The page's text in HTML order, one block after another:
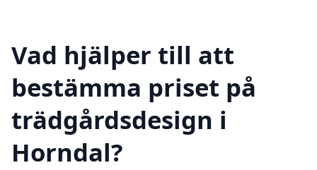
Vad hjälper till att
bestämma priset på
trädgårdsdesign i
Horndal?